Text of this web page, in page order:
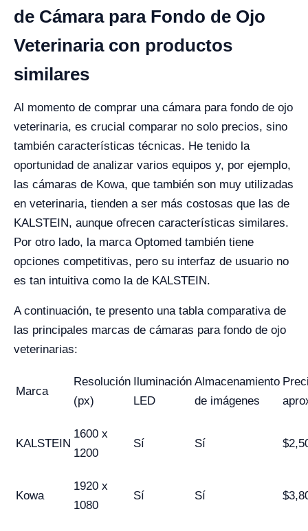
de Cámara para Fondo de Ojo
Veterinaria con productos
similares
Al momento de comprar una cámara para fondo de ojo
veterinaria, es crucial comparar no solo precios, sino
también características técnicas. He tenido la
oportunidad de analizar varios equipos y, por ejemplo,
las cámaras de Kowa, que también son muy utilizadas
en veterinaria, tienden a ser más costosas que las de
KALSTEIN, aunque ofrecen características similares.
Por otro lado, la marca Optomed también tiene
opciones competitivas, pero su interfaz de usuario no
es tan intuitiva como la de KALSTEIN.
A continuación, te presento una tabla comparativa de
las principales marcas de cámaras para fondo de ojo
veterinarias:
Marca
Resolución
(px)
Iluminación
LED
Almacenamiento
de imágenes
KALSTEIN
1600 x
1200
Sí Sí
Kowa
1920 x
1080
Sí Sí